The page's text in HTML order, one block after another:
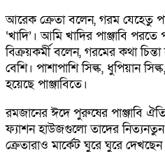
আরেক ক্রেতা বলেন, গরম যেহেতু
‘খাদি’। আমি খাদির পাঞ্জাবি
বিক্রয়কর্মী বলেন, গরমের কথা
বেশি। পাশাপাশি সিল্ক, ধুপিয়ান
হয়েছে পাঞ্জাবিতে।
রমজানের ঈদে পুরুষের পাঞ্জাবি
ফ্যাশন হাউজগুলো তাদের
ক্রেতারাও মার্কেট ঘুরে ঘুরে